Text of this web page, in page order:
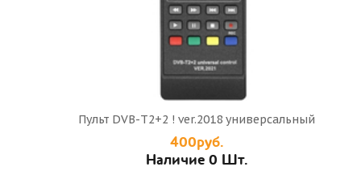
Пульт DVB-T2+2 ! ver.2018 универсальный
400руб.
Наличие 0 Шт.